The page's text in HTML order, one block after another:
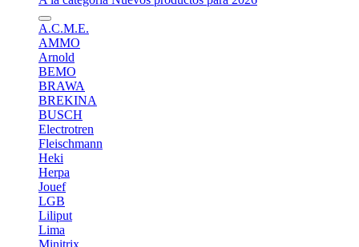
A.C.M.E.
AMMO
Arnold
BEMO
BRAWA
BREKINA
BUSCH
Electrotren
Fleischmann
Heki
Herpa
Jouef
LGB
Liliput
Lima
Minitrix